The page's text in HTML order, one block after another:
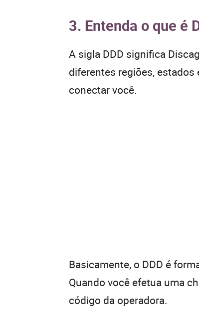
3. Entenda o que é
A sigla DDD significa
diferentes regiões,
conectar você.
Basicamente, o DDD é
Quando você efetua uma
código da operadora.